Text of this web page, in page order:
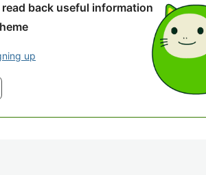
back useful information
up